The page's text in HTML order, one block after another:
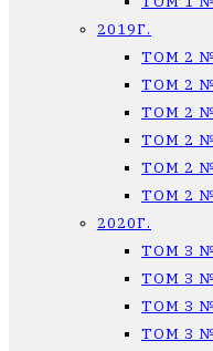
2019Г.
ТОМ 2
ТОМ 2
ТОМ 2
ТОМ 2
ТОМ 2
ТОМ 2
2020Г.
ТОМ 3
ТОМ 3
ТОМ 3
ТОМ 3